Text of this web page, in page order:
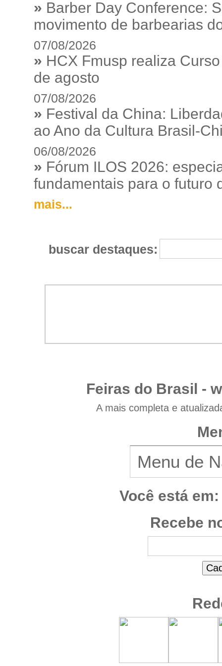
» Barber Day Conference:
movimento de barbearias
07/08/2026
» HCX Fmusp realiza
de agosto
07/08/2026
» Festival da China:
ao Ano da Cultura Brasil-
06/08/2026
» Fórum ILOS 2026:
fundamentais para o futuro
mais...
buscar destaques:
Feiras do Brasil -
A mais completa e
Você está em:
Recebe